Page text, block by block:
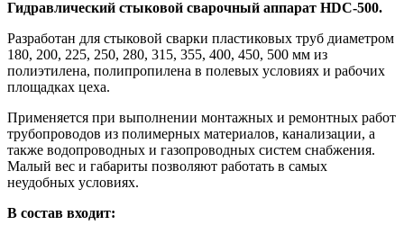
Гидравлический стыковой сварочный аппарат HDC-500.
Разработан для стыковой сварки пластиковых труб диаметром
180, 200, 225, 250, 280, 315, 355, 400, 450, 500 мм из
полиэтилена, полипропилена в полевых условиях и рабочих
площадках цеха.
Применяется при выполнении монтажных и ремонтных работ
трубопроводов из полимерных материалов, канализации, а
также водопроводных и газопроводных систем снабжения.
Малый вес и габариты позволяют работать в самых
неудобных условиях.
В состав входит: